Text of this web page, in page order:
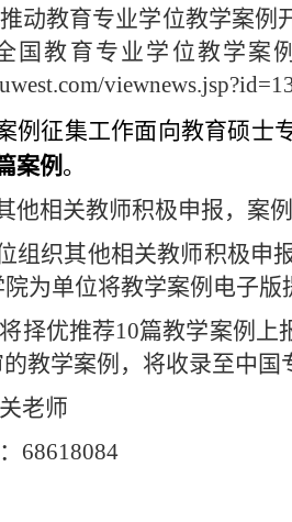
动教育专业学位教学案例
国教育专业学位教学案
例征集工作面向教育硕士
案例 。
他相关教师积极申报，案
组织其他相关教师积极申
为单位将教学案例电子版
择优推荐10篇教学案例
教学案例，将收录至中国
老师
68618084